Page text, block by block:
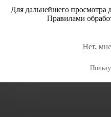
Для дальнейшего просмотра
Правилами
Нет,